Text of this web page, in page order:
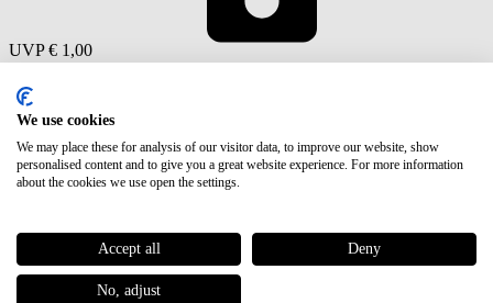
UVP € 1,00
We use cookies
We may place these for analysis of our visitor data, to improve our website, show
personalised content and to give you a great website experience. For more information
about the cookies we use open the settings.
Accept all Deny
No, adjust